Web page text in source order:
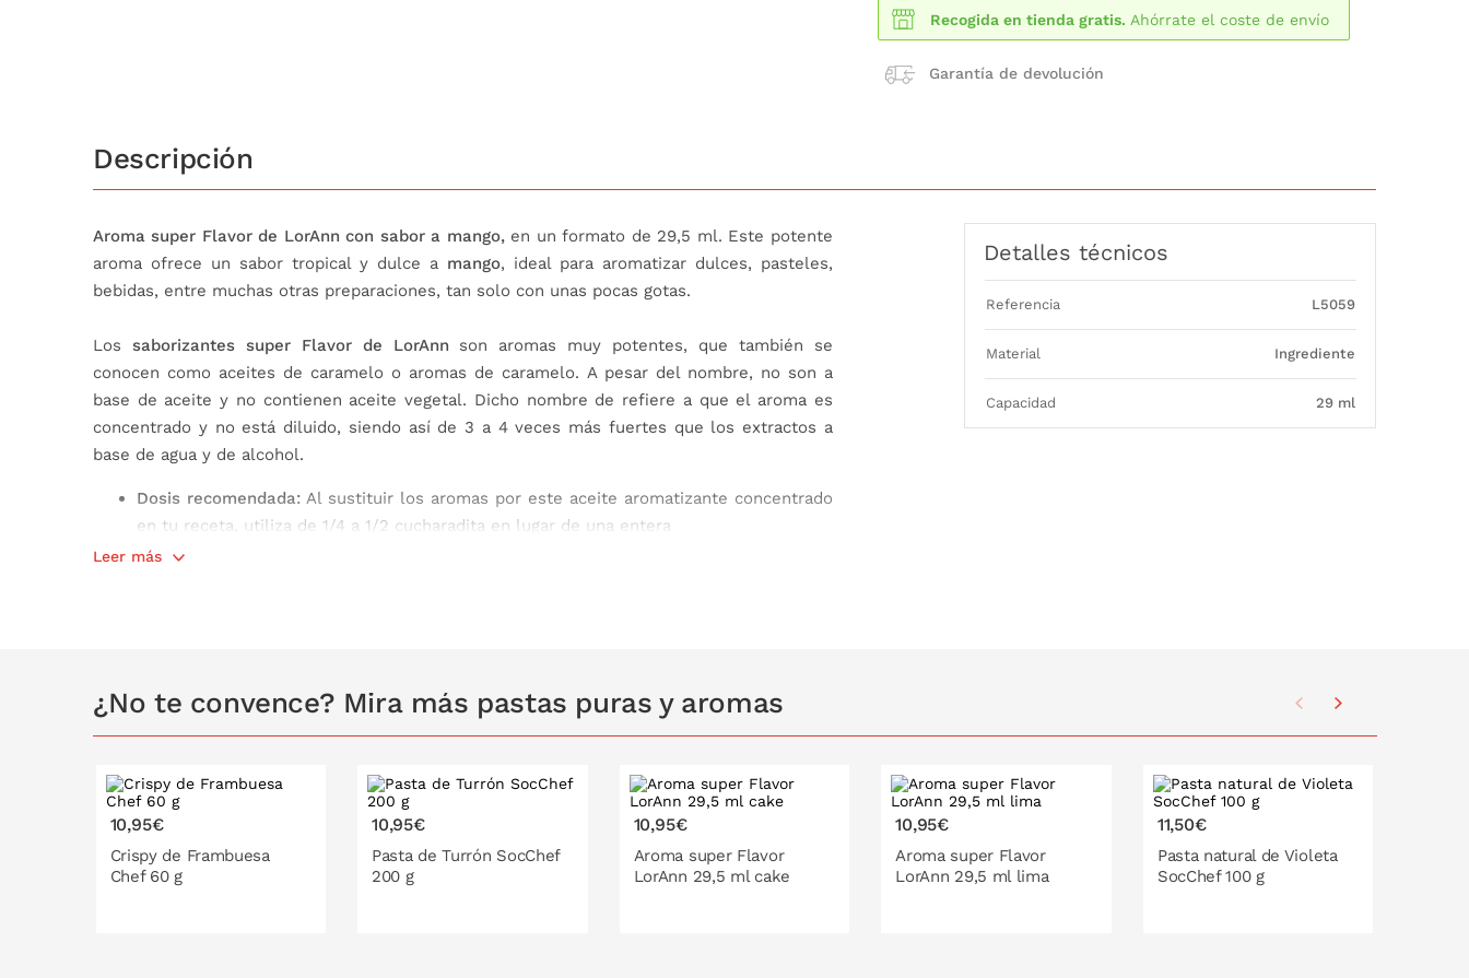
Recogida en tienda gratis. Ahórrate el coste de envío
Garantía de devolución
Descripción
Aroma super Flavor de LorAnn con sabor a mango,en un formato de 29,5 ml. Este potente
aroma ofrece un sabor tropical y dulce a mango, ideal para aromatizar dulces, pasteles,
bebidas, entre muchas otras preparaciones, tan solo con unas pocas gotas.
Los saborizantes super Flavor de LorAnn son aromas muy potentes, que también se
conocen como aceites de caramelo o aromas de caramelo. A pesar del nombre, no son a
base de aceite y no contienen aceite vegetal. Dicho nombre de refiere a que el aroma es
concentrado y no está diluido, siendo así de 3 a 4 veces más fuertes que los extractos a
base de agua y de alcohol.
Dosis recomendada: Al sustituir los aromas por este aceite aromatizante concentrado
en tu receta, utiliza de 1/4 a 1/2 cucharadita en lugar de una entera
Sabor superfuerte:
Ingredientes
: propilenglicol, alcohol, aromatizante natural, aroma, colorante:
E160b. Puede contener trazas de: huevo, cacahuetes, soja, leche, sulfito
Leer más
Detalles técnicos
Referencia L5059
Material Ingrediente
Capacidad 29 ml
¿No te convence? Mira más pastas puras y aromas
10,95€
Crispy de Frambuesa
Chef 60 g
10,95€
Pasta de Turrón SocChef
200 g
10,95€
Aroma super Flavor
LorAnn 29,5 ml cake
10,95€
Aroma super Flavor
LorAnn 29,5 ml lima
11,50€
Pasta natural de Violeta
SocChef 100 g